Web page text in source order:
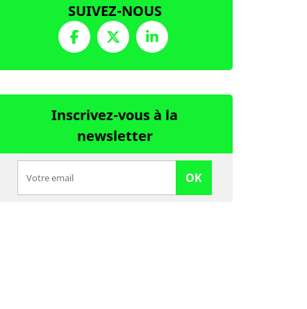
SUIVEZ-NOUS
Inscrivez-vous à la
newsletter
OK